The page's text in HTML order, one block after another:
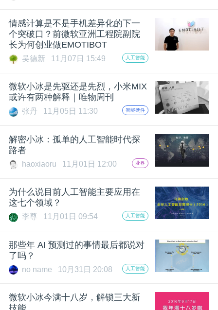
情感计算是不是手机差异化的下一
个突破口？前微软亚洲工程院副院
长为何创业做EMOTIBOT
吴德新 11月07日 15:49 人工智能
微软小冰是先驱还是先烈，小米MIX
或许有两种解释｜唯物周刊
张丹 11月05日 11:30 智能硬件
解密小冰：孤单的人工智能时代探
路者
haoxiaoru 11月01日 12:00 业界
为什么说目前人工智能主要应用在
这七个领域？
李尊 11月01日 09:54 人工智能
那些年 AI 预测过的事情最后都说对
了吗？
no name 10月31日 20:08 人工智能
微软小冰今满十八岁，解锁三大新